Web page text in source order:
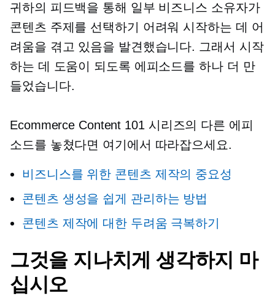
귀하의 피드백을 통해 일부 비즈니스 소유자가
콘텐츠 주제를 선택하기 어려워 시작하는 데 어
려움을 겪고 있음을 발견했습니다. 그래서 시작
하는 데 도움이 되도록 에피소드를 하나 더 만
들었습니다.
Ecommerce Content 101 시리즈의 다른 에피
소드를 놓쳤다면 여기에서 따라잡으세요.
비즈니스를 위한 콘텐츠 제작의 중요성
콘텐츠 생성을 쉽게 관리하는 방법
콘텐츠 제작에 대한 두려움 극복하기
그것을 지나치게 생각하지 마
십시오